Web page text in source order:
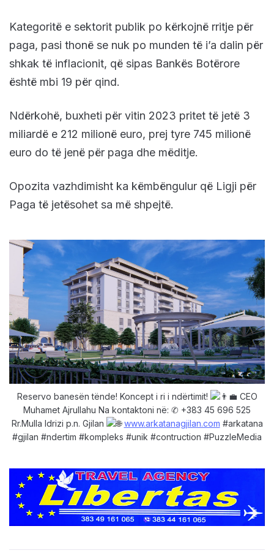
Kategoritë e sektorit publik po kërkojnë rritje për
paga, pasi thonë se nuk po munden të i’a dalin për
shkak të inflacionit, që sipas Bankës Botërore
është mbi 19 për qind.
Ndërkohë, buxheti për vitin 2023 pritet të jetë 3
miliardë e 212 milionë euro, prej tyre 745 milionë
euro do të jenë për paga dhe mëditje.
Opozita vazhdimisht ka këmbëngulur që Ligji për
Paga të jetësohet sa më shpejtë.
Reservo banesën tënde! Koncept i ri i ndërtimit!
CEO
Muhamet Ajrullahu Na kontaktoni në: ✆ +383 45 696 525
Rr.Mulla Idrizi p.n. Gjilan
www.arkatanagjilan.com #arkatana
#gjilan #ndertim #kompleks #unik #contruction #PuzzleMedia